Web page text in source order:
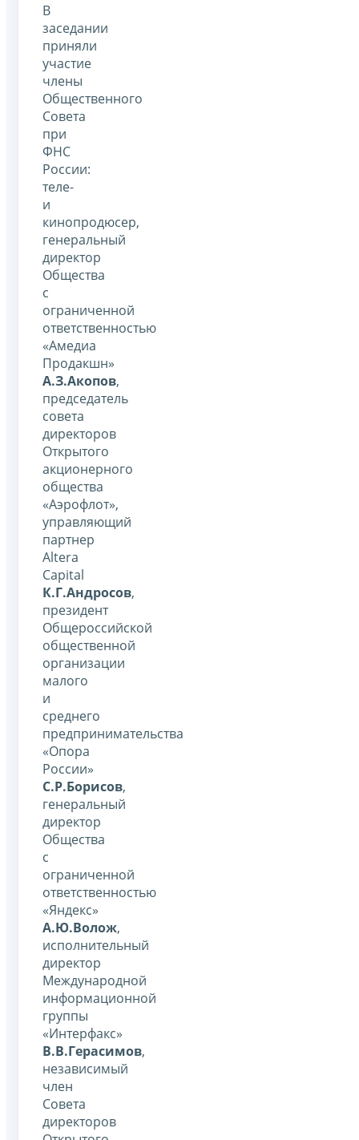
В
заседании
приняли
участие
члены
Общественного
Совета
при
ФНС
России:
теле-
и
кинопродюсер,
генеральный
директор
Общества
с
ограниченной
ответственностью
«Амедиа
Продакшн»
А.З.Акопов,
председатель
совета
директоров
Открытого
акционерного
общества
«Аэрофлот»,
управляющий
партнер
Altera
Capital
К.Г.Андросов,
президент
Общероссийской
общественной
организации
малого
и
среднего
предпринимательства
«Опора
России»
С.Р.Борисов,
генеральный
директор
Общества
с
ограниченной
ответственностью
«Яндекс»
А.Ю.Волож,
исполнительный
директор
Международной
информационной
группы
«Интерфакс»
В.В.Герасимов,
независимый
член
Совета
директоров